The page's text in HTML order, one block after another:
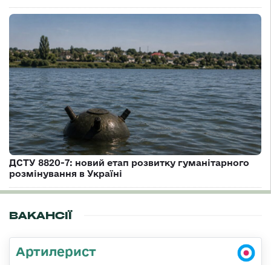
ДСТУ 8820-7: новий етап розвитку гуманітарного
розмінування в Україні
ВАКАНСІЇ
Артилерист